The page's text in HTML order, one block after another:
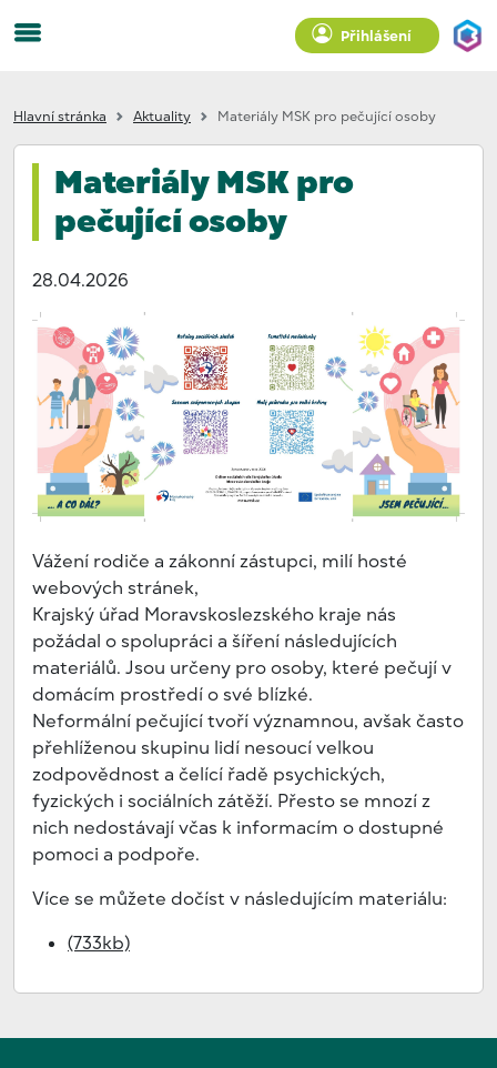
Přihlášení
Hlavní stránka Aktuality Materiály MSK pro pečující osoby
Materiály MSK pro
pečující osoby
28.04.2026
Vážení rodiče a zákonní zástupci, milí hosté
webových stránek,
Krajský úřad Moravskoslezského kraje nás
požádal o spolupráci a šíření následujících
materiálů. Jsou určeny pro osoby, které pečují v
domácím prostředí o své blízké.
Neformální pečující tvoří významnou, avšak často
přehlíženou skupinu lidí nesoucí velkou
zodpovědnost a čelící řadě psychických,
fyzických i sociálních zátěží. Přesto se mnozí z
nich nedostávají včas k informacím o dostupné
pomoci a podpoře.
Více se můžete dočíst v následujícím materiálu:
(733kb)